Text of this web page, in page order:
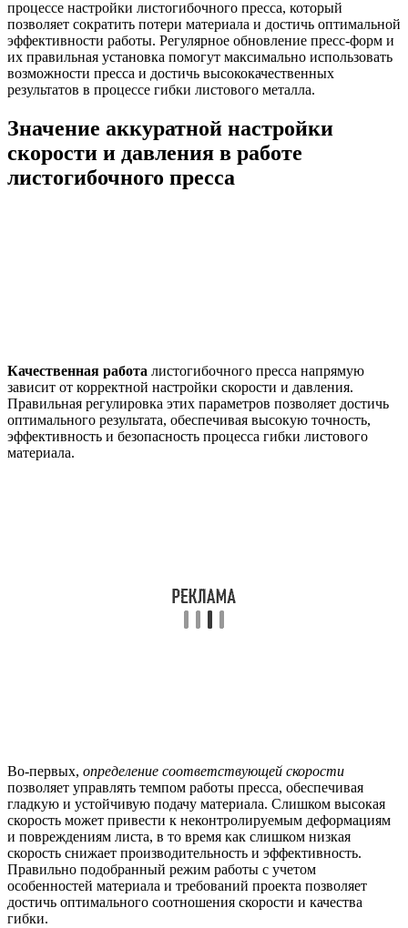
процессе настройки листогибочного пресса, который
позволяет сократить потери материала и достичь оптимальной
эффективности работы. Регулярное обновление пресс-форм и
их правильная установка помогут максимально использовать
возможности пресса и достичь высококачественных
результатов в процессе гибки листового металла.
Значение аккуратной настройки
скорости и давления в работе
листогибочного пресса
Качественная работа листогибочного пресса напрямую
зависит от корректной настройки скорости и давления.
Правильная регулировка этих параметров позволяет достичь
оптимального результата, обеспечивая высокую точность,
эффективность и безопасность процесса гибки листового
материала.
Во-первых, определение соответствующей скорости
позволяет управлять темпом работы пресса, обеспечивая
гладкую и устойчивую подачу материала. Слишком высокая
скорость может привести к неконтролируемым деформациям
и повреждениям листа, в то время как слишком низкая
скорость снижает производительность и эффективность.
Правильно подобранный режим работы с учетом
особенностей материала и требований проекта позволяет
достичь оптимального соотношения скорости и качества
гибки.